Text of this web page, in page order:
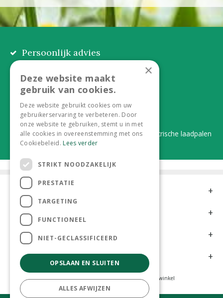
Persoonlijk advies
Alles onder één dak
Duurzaam en dorpsgemak
Lever je statiegeldflessen bij ons in én elektrische laadpalen
Contact
Openingstijden
Meer informatie
Klantervaringen
Tuincentrum Hoveniers Kamerplanten Dierenwinkel
×
Deze website maakt
gebruik van cookies.
Deze website gebruikt cookies om uw
gebruikerservaring te verbeteren. Door
onze website te gebruiken, stemt u in met
alle cookies in overeenstemming met ons
Cookiebeleid. Lees verder
STRIKT NOODZAKELIJK
PRESTATIE
TARGETING
FUNCTIONEEL
NIET-GECLASSIFICEERD
OPSLAAN EN SLUITEN
ALLES AFWIJZEN